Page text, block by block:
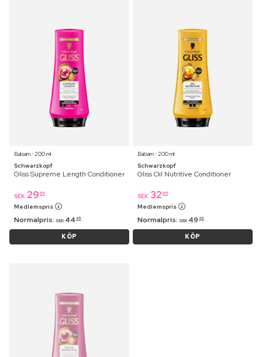
Balsam ⋅ 200 ml
Schwarzkopf
Gliss Supreme Length Conditioner
SEK 29 95
Medlemspris
Normalpris: SEK 44 95
KÖP
Balsam ⋅ 200 ml
Schwarzkopf
Gliss Oil Nutritive Conditioner
SEK 32 95
Medlemspris
Normalpris: SEK 49 95
KÖP